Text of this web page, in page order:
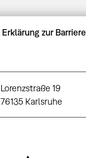
Erklärung zur
Lorenzstraße 19
76135 Karlsruhe